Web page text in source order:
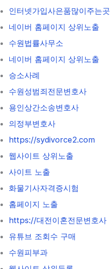
인터넷가입사은품많이주는곳
네이버 홈페이지 상위노출
수원법률사무소
네이버 홈페이지 상위노출
승소사례
수원성범죄전문변호사
용인상간소송변호사
의정부변호사
https://sydivorce2.com
웹사이트 상위노출
사이트 노출
화물기사자격증시험
홈페이지 노출
https://대전이혼전문변호사
유튜브 조회수 구매
수원피부과